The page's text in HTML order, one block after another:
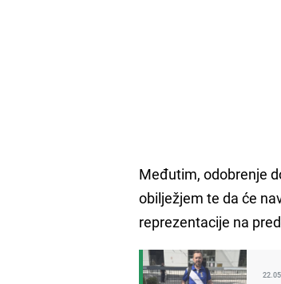
Međutim, odobrenje
obilježjem te da će
reprezentacije na